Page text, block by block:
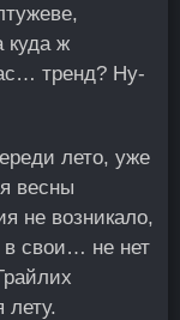
куда ж
тренд? Ну-
лето, уже
весны
не возникало,
в свои… не нет
лету.